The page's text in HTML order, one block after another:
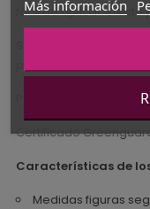
fácil de aplicar.
Se puede quitar sin
Posibilidad de utilizar
Certificado
Características de
Medidas figuras
Más información